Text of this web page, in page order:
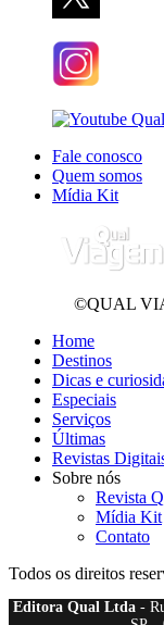
Fale conosco
Quem somos
Mídia Kit
©QUAL
Home
Destinos
Dicas e
Especiais
Serviços
Últimas
Revistas
Sobre nós
Revista
Mídia Kit
Contato
Todos os direitos
Editora Qual Ltda-